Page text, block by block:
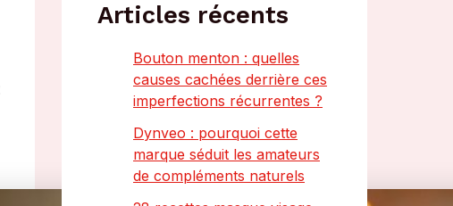
Articles récents
Bouton menton : quelles
causes cachées derrière ces
imperfections récurrentes ?
Dynveo : pourquoi cette
marque séduit les amateurs
de compléments naturels